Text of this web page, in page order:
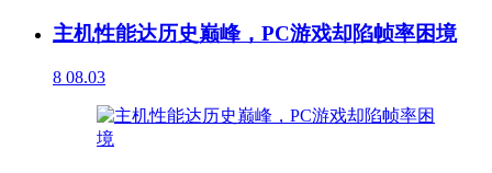
主机性能达历史巅峰，PC游戏却陷帧率困境
8 08.03